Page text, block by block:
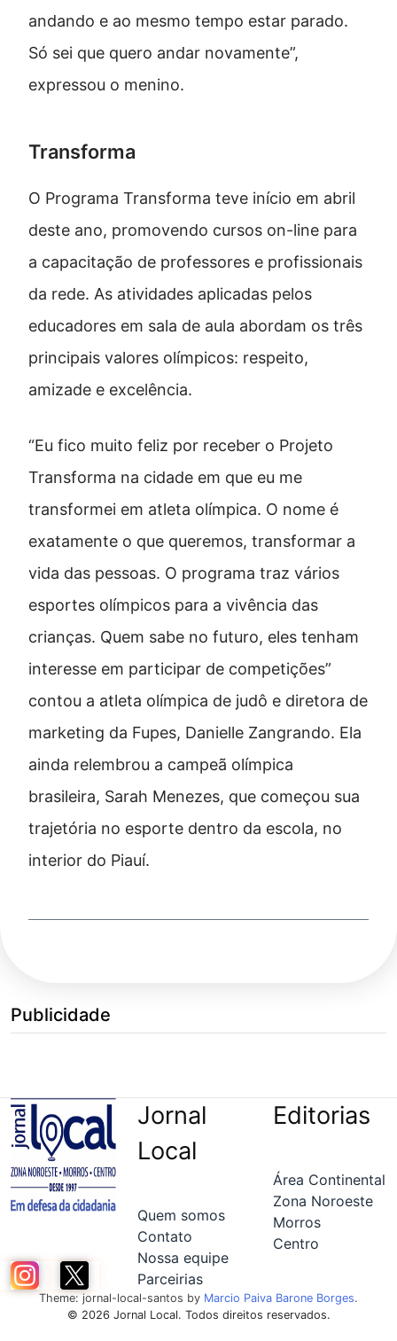
andando e ao mesmo tempo estar parado.
Só sei que quero andar novamente”,
expressou o menino.
Transforma
O Programa Transforma teve início em abril
deste ano, promovendo cursos on-line para
a capacitação de professores e profissionais
da rede. As atividades aplicadas pelos
educadores em sala de aula abordam os três
principais valores olímpicos: respeito,
amizade e excelência.
“Eu fico muito feliz por receber o Projeto
Transforma na cidade em que eu me
transformei em atleta olímpica. O nome é
exatamente o que queremos, transformar a
vida das pessoas. O programa traz vários
esportes olímpicos para a vivência das
crianças. Quem sabe no futuro, eles tenham
interesse em participar de competições”
contou a atleta olímpica de judô e diretora de
marketing da Fupes, Danielle Zangrando. Ela
ainda relembrou a campeã olímpica
brasileira, Sarah Menezes, que começou sua
trajetória no esporte dentro da escola, no
interior do Piauí.
Publicidade
Jornal
Local
Quem somos
Contato
Nossa equipe
Parceirias
Editorias
Área Continental
Zona Noroeste
Morros
Centro
Theme: jornal-local-santos by Marcio Paiva Barone Borges.
© 2026 Jornal Local. Todos direitos reservados.